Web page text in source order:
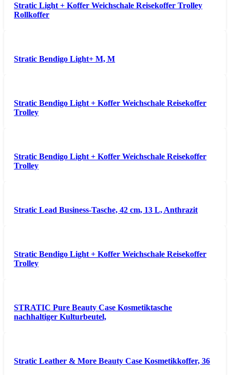
Stratic Light + Koffer Weichschale Reisekoffer Trolley
Rollkoffer
Stratic Bendigo Light+ M, M
Stratic Bendigo Light + Koffer Weichschale Reisekoffer
Trolley
Stratic Bendigo Light + Koffer Weichschale Reisekoffer
Trolley
Stratic Lead Business-Tasche, 42 cm, 13 L, Anthrazit
Stratic Bendigo Light + Koffer Weichschale Reisekoffer
Trolley
STRATIC Pure Beauty Case Kosmetiktasche
nachhaltiger Kulturbeutel,
Stratic Leather & More Beauty Case Kosmetikkoffer, 36